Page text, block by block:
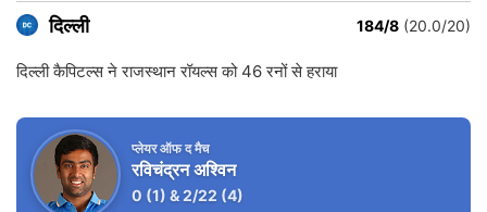
दिल्ली 184/8 (20.0/20)
दिल्ली कैपिटल्स ने राजस्थान रॉयल्स को 46 रनों से हराया
प्लेयर ऑफ द मैच
रविचंद्रन अश्विन
0 (1) &2/22 (4)